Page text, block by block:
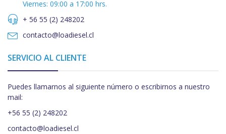
Viernes: 09:00 a 17:00 hrs.
+ 56 55 (2) 248202
contacto@loadiesel.cl
SERVICIO AL CLIENTE
Puedes llamarnos al siguiente número o escribirnos a nuestro
mail:
+56 55 (2) 248202
contacto@loadiesel.cl